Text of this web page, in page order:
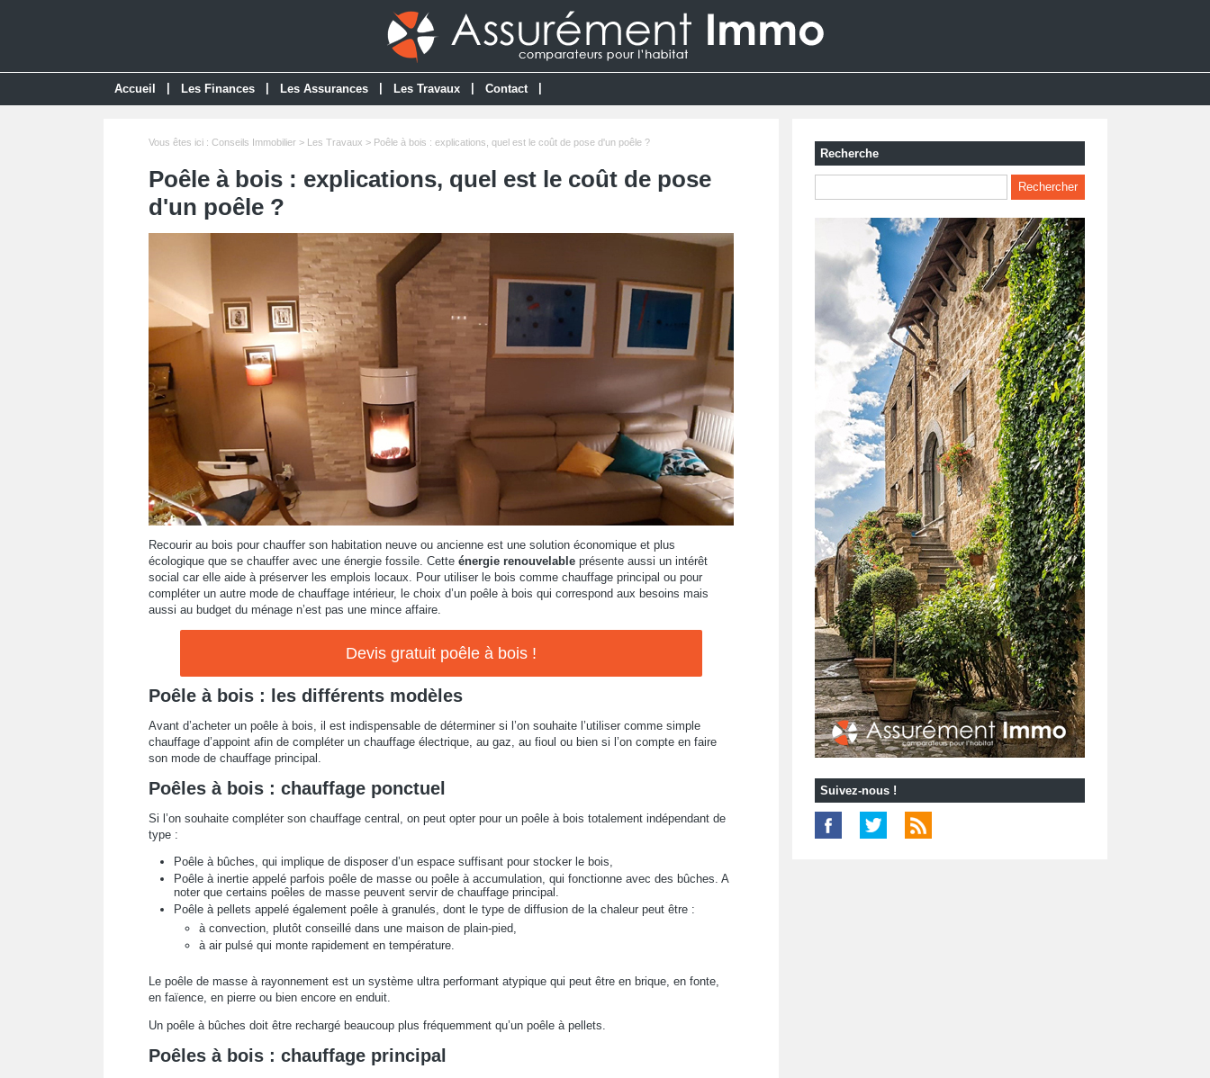
Accueil Les Finances Les Assurances Les Travaux Contact
Vous êtes ici : Conseils Immobilier> Les Travaux > Poêle à bois : explications, quel est le coût de pose d'un poêle ?
Poêle à bois : explications, quel est le coût de pose
d'un poêle ?
Recourir au bois pour chauffer son habitation neuve ou ancienne est une solution économique et plus
écologique que se chauffer avec une énergie fossile. Cette énergie renouvelableprésente aussi un intérêt
social car elle aide à préserver les emplois locaux. Pour utiliser le bois comme chauffage principal ou pour
compléter un autre mode de chauffage intérieur, le choix d’un poêle à bois qui correspond aux besoins mais
aussi au budget du ménage n’est pas une mince affaire.
Devis gratuit poêle à bois !
Poêle à bois : les différents modèles
Avant d’acheter un poêle à bois, il est indispensable de déterminer si l’on souhaite l’utiliser comme simple
chauffage d’appoint afin de compléter un chauffage électrique, au gaz, au fioul ou bien si l’on compte en faire
son mode de chauffage principal.
Poêles à bois : chauffage ponctuel
Si l’on souhaite compléter son chauffage central, on peut opter pour un poêle à bois totalement indépendant de
type :
Poêle à bûches, qui implique de disposer d’un espace suffisant pour stocker le bois,
Poêle à inertie appelé parfois poêle de masse ou poêle à accumulation, qui fonctionne avec des bûches. A
noter que certains poêles de masse peuvent servir de chauffage principal.
Poêle à pellets appelé également poêle à granulés, dont le type de diffusion de la chaleur peut être :
à convection, plutôt conseillé dans une maison de plain-pied,
à air pulsé qui monte rapidement en température.
Le poêle de masse à rayonnement est un système ultra performant atypique qui peut être en brique, en fonte,
en faïence, en pierre ou bien encore en enduit.
Un poêle à bûches doit être rechargé beaucoup plus fréquemment qu’un poêle à pellets.
Poêles à bois : chauffage principal
Recherche
Suivez-nous !